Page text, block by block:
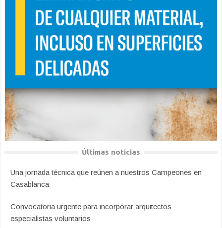
Últimas noticias
Una jornada técnica que reúnen a nuestros Campeones en
Casablanca
Convocatoria urgente para incorporar arquitectos
especialistas voluntarios